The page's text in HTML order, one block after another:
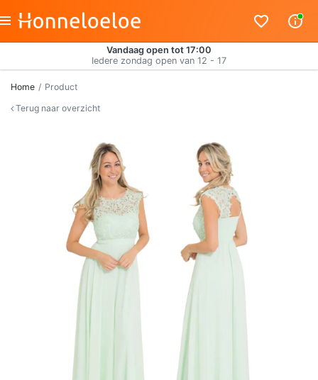
Vandaag open tot 17:00
Iedere zondag open van 12 - 17
Home
Product
Terug naar overzicht